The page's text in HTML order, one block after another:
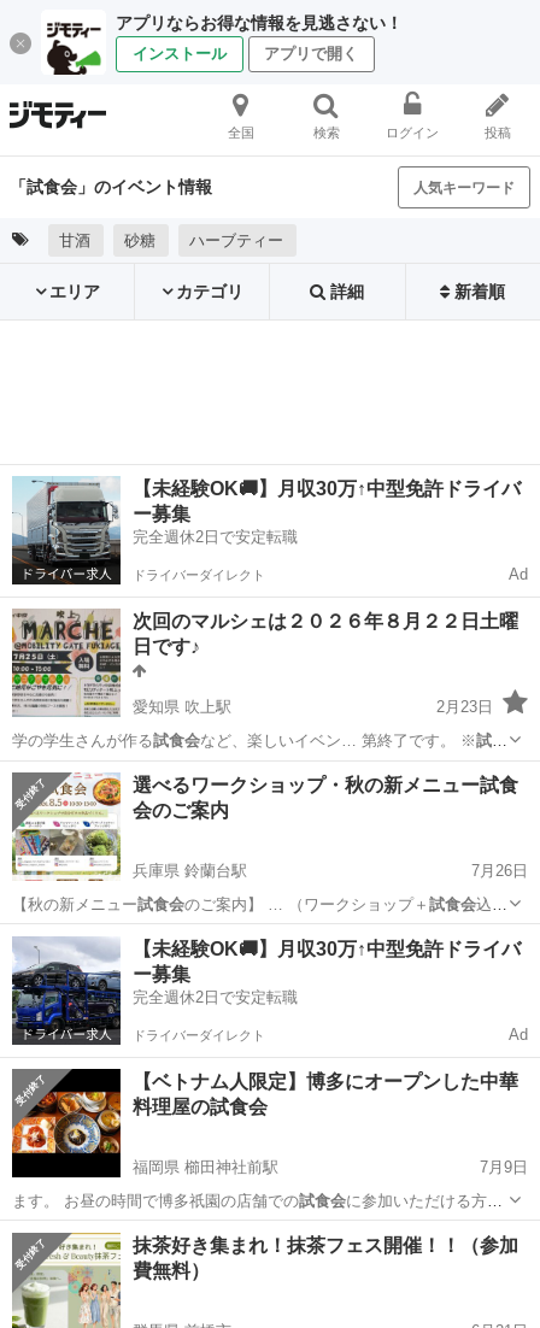
アプリならお得な情報を見逃さない！
インストール アプリで開く
全国 検索 ログイン 投稿
「試食会」のイベント情報 人気キーワード
甘酒 砂糖 ハーブティー
エリア カテゴリ 詳細 新着順
【未経験OK🚚】月収30万↑中型免許ドライバ
ー募集
完全週休2日で安定転職
ドライバーダイレクト Ad
次回のマルシェは２０２６年８月２２日土曜
日です♪
愛知県 吹上駅
2月23日
学の学生さんが作る試食会など、楽しいイベン… 第終了です。 ※試食
会は１０時１５分頃開…
愛知 名古屋市 フリーマーケット
選べるワークショップ・秋の新メニュー試食
会のご案内
兵庫県 鈴蘭台駅
7月26日
【秋の新メニュー試食会 のご案内】 … （ワークショップ＋ 試食会込
み）当日ご来店時… ※8月5日（水）は試食会のご予約者様への対… ブ
ドフラワー #
試食会#プリザーブド…
兵庫 神戸市 鈴蘭台駅 ワークショップ 養蜂
【未経験OK🚚】月収30万↑中型免許ドライバ
ー募集
完全週休2日で安定転職
ドライバーダイレクト Ad
【ベトナム人限定】博多にオープンした中華
料理屋の試食会
福岡県 櫛田神社前駅
7月9日
ます。 お昼の時間で博多祇園の店舗での試食会に参加いただける方を
募集！もちろん無料…
福岡 福岡市 櫛田神社前駅 その他 ベトナム人
抹茶好き集まれ！抹茶フェス開催！！（参加
費無料）